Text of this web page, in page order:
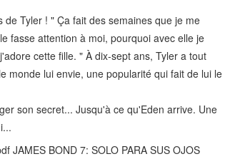
Tyler ! " Ça fait des semaines que je me
fasse attention à moi, pourquoi avec elle je
cette fille. " À dix-sept ans, Tyler a tout
monde lui envie, une popularité qui fait de lui le
son secret... Jusqu'à ce qu'Eden arrive. Une
JAMES BOND 7: SOLO PARA SUS OJOS